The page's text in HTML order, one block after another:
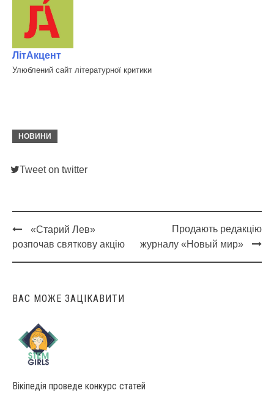
ЛітАкцент
Улюблений сайт літературної критики
НОВИНИ
Tweet on twitter
Post
navigation
«Старий Лев»
розпочав святкову акцію
Продають редакцію
журналу «Новый мир»
ВАС МОЖЕ ЗАЦІКАВИТИ
Вікіпедія проведе конкурс статей